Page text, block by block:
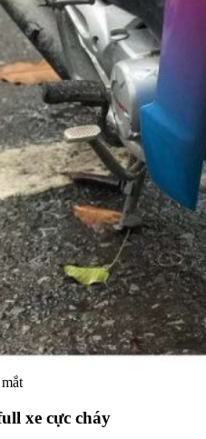
xe cực cháy